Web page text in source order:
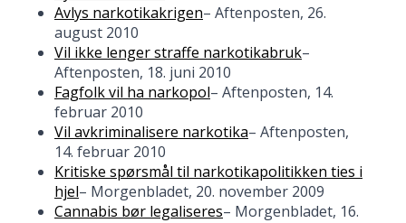
Avlys narkotikakrigen– Aftenposten, 26.
august 2010
Vil ikke lenger straffe narkotikabruk–
Aftenposten, 18. juni 2010
Fagfolk vil ha narkopol– Aftenposten, 14.
februar 2010
Vil avkriminalisere narkotika– Aftenposten,
14. februar 2010
Kritiske spørsmål til narkotikapolitikken ties i
hjel– Morgenbladet, 20. november 2009
Cannabis bør legaliseres– Morgenbladet, 16.